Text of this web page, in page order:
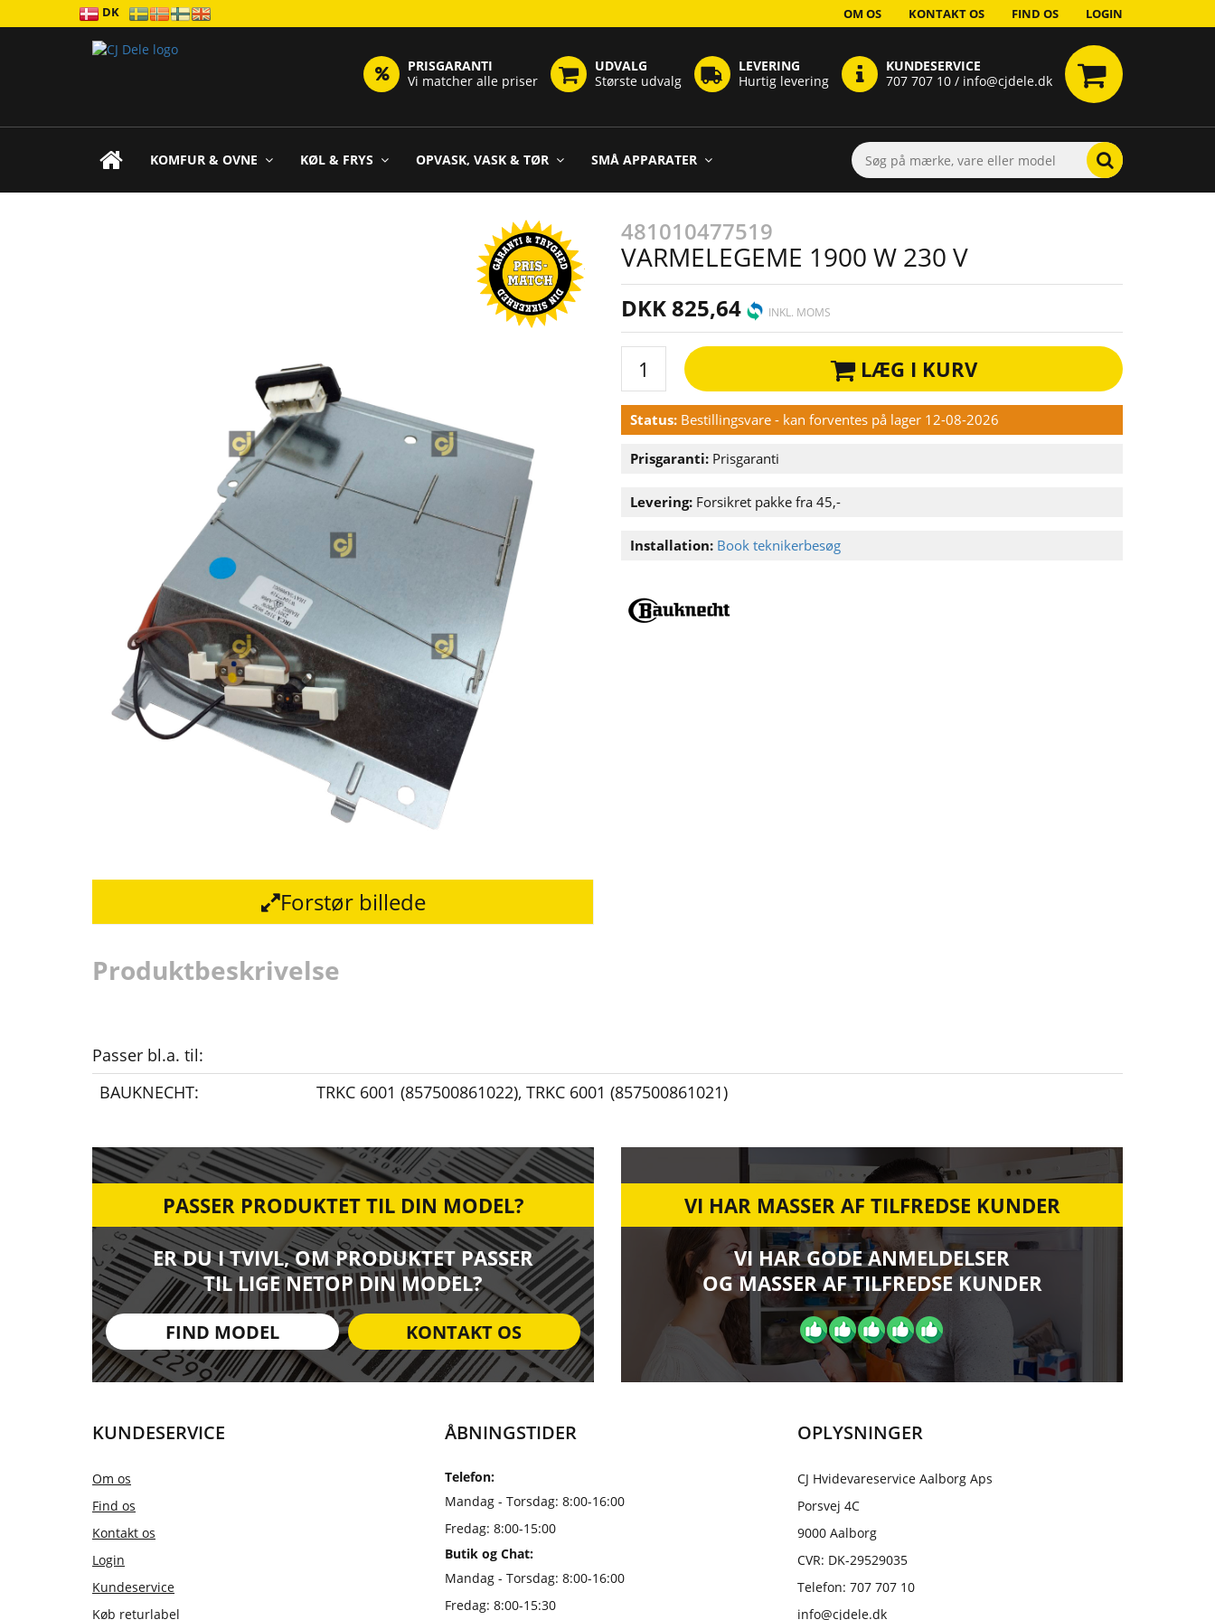
DK OM OS KONTAKT OS FIND OS LOGIN
PRISGARANTI
Vi matcher alle priser
UDVALG
Største udvalg
LEVERING
Hurtig levering
KUNDESERVICE
707 707 10 / info@cjdele.dk
KOMFUR & OVNE KØL & FRYS OPVASK, VASK & TØR SMÅ APPARATER
Forstør billede
481010477519
VARMELEGEME 1900 W 230 V
DKK 825,64 INKL. MOMS
LÆG I KURV
Status: Bestillingsvare - kan forventes på lager 12-08-2026
Prisgaranti: Prisgaranti
Levering: Forsikret pakke fra 45,-
Installation: Book teknikerbesøg
Produktbeskrivelse
Passer bl.a. til:
BAUKNECHT:
TRKC 6001 (857500861022), TRKC 6001 (857500861021)
PASSER PRODUKTET TIL DIN MODEL?
ER DU I TVIVL, OM PRODUKTET PASSER
TIL LIGE NETOP DIN MODEL?
FIND MODEL KONTAKT OS
VI HAR MASSER AF TILFREDSE KUNDER
VI HAR GODE ANMELDELSER
OG MASSER AF TILFREDSE KUNDER
KUNDESERVICE
Om os
Find os
Kontakt os
Login
Kundeservice
Køb returlabel
ÅBNINGSTIDER
Telefon:
Mandag - Torsdag: 8:00-16:00
Fredag: 8:00-15:00
Butik og Chat:
Mandag - Torsdag: 8:00-16:00
Fredag: 8:00-15:30
OPLYSNINGER
CJ Hvidevareservice Aalborg Aps
Porsvej 4C
9000 Aalborg
CVR: DK-29529035
Telefon: 707 707 10
info@cjdele.dk